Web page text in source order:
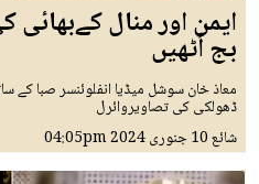
ایمن اور منال
بج اُٹھیں
معاذ خان سوشل میڈیا انفلوئنسر صبا کے
ڈھولکی کی تصاویروائرل
شائع10 جنوری 2024 04:05pm